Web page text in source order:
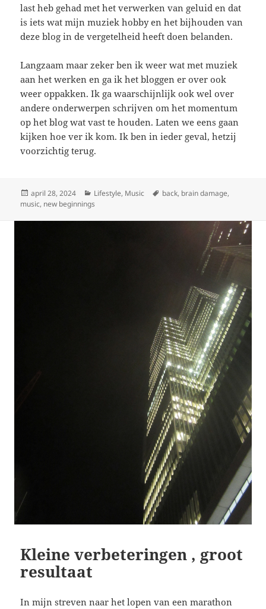
last heb gehad met het verwerken van geluid en dat
is iets wat mijn muziek hobby en het bijhouden van
deze blog in de vergetelheid heeft doen belanden.
Langzaam maar zeker ben ik weer wat met muziek
aan het werken en ga ik het bloggen er over ook
weer oppakken. Ik ga waarschijnlijk ook wel over
andere onderwerpen schrijven om het momentum
op het blog wat vast te houden. Laten we eens gaan
kijken hoe ver ik kom. Ik ben in ieder geval, hetzij
voorzichtig terug.
Geplaatst
op
april 28, 2024 Categorieën
Lifestyle, Music Tags
back, brain damage,
music, new beginnings
Kleine verbeteringen , groot
resultaat
In mijn streven naar het lopen van een marathon